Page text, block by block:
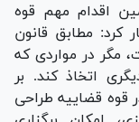
اقدام مهم قوه
کرد: مطابق قانون
مگر در مواردی که
اتخاذ کند. بر
قوه قضاییه طراحی